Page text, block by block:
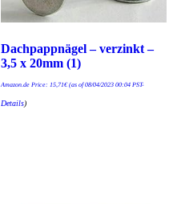
Dachpappnägel – verzinkt –
3,5 x 20mm (1)
Amazon.de Price: 15,71€(as of 08/04/2023 00:04 PST-
Details)